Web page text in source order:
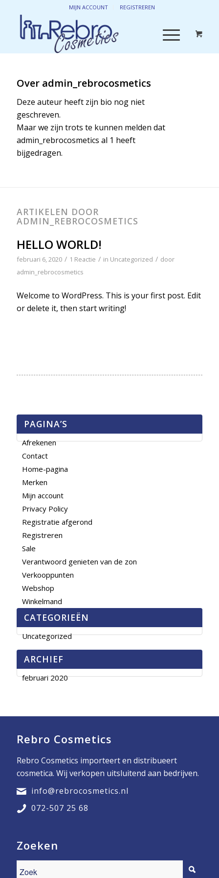
MIJN ACCOUNT REGISTREREN
Over admin_rebrocosmetics
Deze auteur heeft zijn bio nog niet
geschreven.
Maar we zijn trots te kunnen melden dat
admin_rebrocosmetics al 1 heeft
bijgedragen.
ARTIKELEN DOOR
ADMIN_REBROCOSMETICS
HELLO WORLD!
februari 6, 2020 / 1 Reactie / in Uncategorized / door
admin_rebrocosmetics
Welcome to WordPress. This is your first post. Edit
or delete it, then start writing!
PAGINA’S
Afrekenen
Contact
Home-pagina
Merken
Mijn account
Privacy Policy
Registratie afgerond
Registreren
Sale
Verantwoord genieten van de zon
Verkooppunten
Webshop
Winkelmand
CATEGORIEËN
Uncategorized
ARCHIEF
februari 2020
Rebro Cosmetics
Rebro Cosmetics importeert en distribueert
cosmetica. Wij verkopen uitsluitend aan bedrijven.
info@rebrocosmetics.nl
072-507 25 68
Zoeken